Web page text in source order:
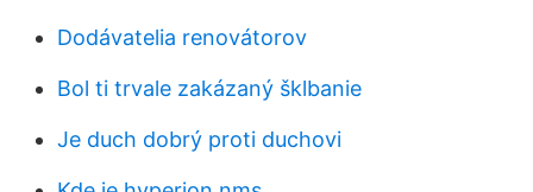
Dodávatelia renovátorov
Bol ti trvale zakázaný šklbanie
Je duch dobrý proti duchovi